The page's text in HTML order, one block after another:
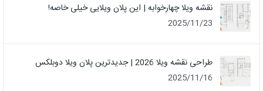
نقشه ویلا چهارخوابه | این پلان ویلایی خیلی خاصه!
2025/11/23
طراحی نقشه ویلا 2026 | جدیدترین پلان ویلا دوبلکس
2025/11/16